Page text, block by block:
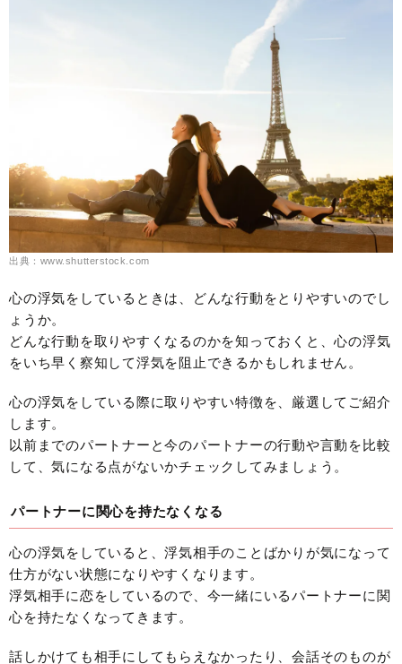
出典：www.shutterstock.com
心の浮気をしているときは、どんな行動をとりやすいのでし
ょうか。
どんな行動を取りやすくなるのかを知っておくと、心の浮気
をいち早く察知して浮気を阻止できるかもしれません。
心の浮気をしている際に取りやすい特徴を、厳選してご紹介
します。
以前までのパートナーと今のパートナーの行動や言動を比較
して、気になる点がないかチェックしてみましょう。
パートナーに関心を持たなくなる
心の浮気をしていると、浮気相手のことばかりが気になって
仕方がない状態になりやすくなります。
浮気相手に恋をしているので、今一緒にいるパートナーに関
心を持たなくなってきます。
話しかけても相手にしてもらえなかったり、会話そのものが